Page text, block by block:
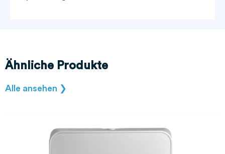
Ähnliche Produkte
Alle ansehen ❯